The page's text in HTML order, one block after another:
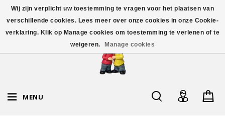
MENU
Wij zijn verplicht uw toestemming te vragen voor het plaatsen van
verschillende cookies. Lees meer over onze cookies in onze Cookie-
verklaring. Klik op Manage cookies om toestemming te verlenen of te
weigeren.
Manage cookies